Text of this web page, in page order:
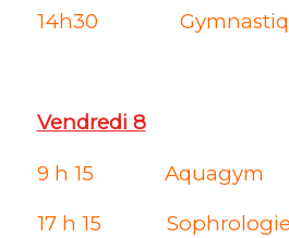
14h30 Gymnastique
Vendredi 8
9 h 15 Aquagym
17 h 15 Sophrologie